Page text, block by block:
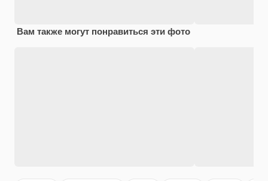
Вам также могут понравиться эти фото